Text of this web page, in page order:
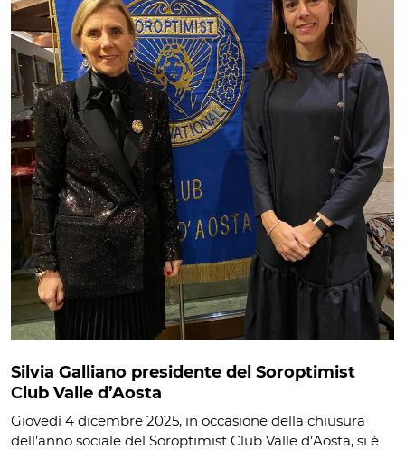
Silvia Galliano presidente del Soroptimist
Club Valle d’Aosta
Giovedì 4 dicembre 2025, in occasione della chiusura
dell’anno sociale del Soroptimist Club Valle d’Aosta, si è